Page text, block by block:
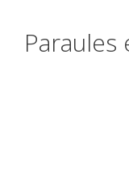
Paraules